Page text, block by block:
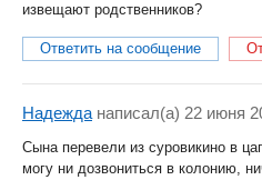
извещают родственников?
Ответить на сообщение
Надежда написал(a) 22 июня
Сына перевели из суровикино в
могу ни дозвониться в колонию,